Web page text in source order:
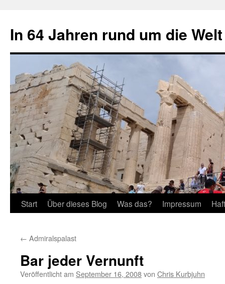
springen
In 64 Jahren rund um die Welt
Start Über dieses Blog Was das? Impressum
← Admiralspalast
Bar jeder Vernunft
Veröffentlicht am September 16, 2008von Chris Kurbjuhn